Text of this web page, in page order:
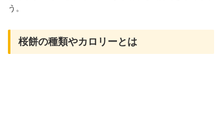
う。
桜餅の種類やカロリーとは